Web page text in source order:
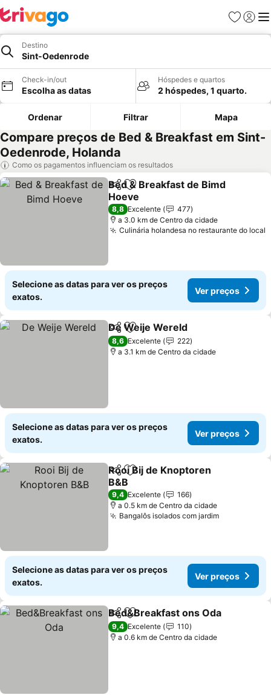
Favoritos
Iniciar
Destino
Sint-Oedenrode
Check-in/out
Escolha as datas
Hóspedes e quartos
2 hóspedes, 1 quarto.
Ordenar Filtrar Mapa
Compare preços de Bed & Breakfast em Sint-
Oedenrode, Holanda
Como os pagamentos influenciam os resultados
PartilharAdicionar aos favoritos
Bed & Breakfast de Bimd
Hoeve
8,8 Excelente
477
a 3.0 km de Centro da cidade
Culinária holandesa no restaurante do local
Selecione as datas para ver os preços
exatos.
Ver preços
PartilharAdicionar aos favoritos
De Weije Wereld
8,6 Excelente
222
a 3.1 km de Centro da cidade
Selecione as datas para ver os preços
exatos.
Ver preços
PartilharAdicionar aos favoritos
Rooi Bij de Knoptoren
B&B
9,4 Excelente
166
a 0.5 km de Centro da cidade
Bangalôs isolados com jardim
Selecione as datas para ver os preços
exatos.
Ver preços
PartilharAdicionar aos favoritos
Bed&Breakfast ons Oda
9,4 Excelente
110
a 0.6 km de Centro da cidade